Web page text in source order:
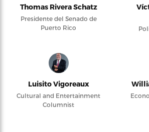
Thomas Rivera Schatz
Presidente del Senado de
Puerto Rico
Luisito Vigoreaux
Cultural and Entertainment
Columnist